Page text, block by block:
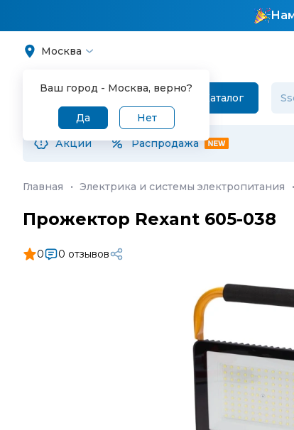
Москва
Ваш город - Москва, верно?
Да Нет
Каталог
Акции Распродажа
Главная · Электрика и системы электропитания ·
Прожектор Rexant 605-038
0 0 отзывов